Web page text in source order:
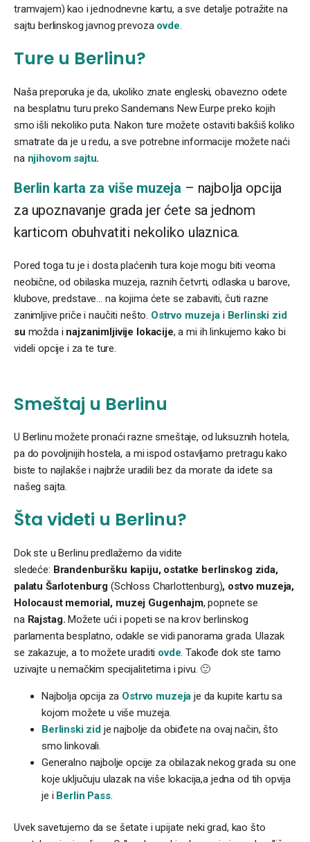
tramvajem) kao i jednodnevne kartu, a sve detalje potražite na
sajtu berlinskog javnog prevoza ovde.
Ture u Berlinu?
Naša preporuka je da, ukoliko znate engleski, obavezno odete
na besplatnu turu preko Sandemans New Eurpe preko kojih
smo išli nekoliko puta. Nakon ture možete ostaviti bakšiš koliko
smatrate da je u redu, a sve potrebne informacije možete naći
na njihovom sajtu.
Berlin karta za više muzeja – najbolja opcija
za upoznavanje grada jer ćete sa jednom
karticom obuhvatiti nekoliko ulaznica.
Pored toga tu je i dosta plaćenih tura koje mogu biti veoma
neobične, od obilaska muzeja, raznih četvrti, odlaska u barove,
klubove, predstave… na kojima ćete se zabaviti, čuti razne
zanimljive priče i naučiti nešto. Ostrvo muzejai Berlinski zid
su možda i najzanimljivije lokacije, a mi ih linkujemo kako bi
videli opcije i za te ture.
Smeštaj u Berlinu
U Berlinu možete pronaći razne smeštaje, od luksuznih hotela,
pa do povoljnijih hostela, a mi ispod ostavljamo pretragu kako
biste to najlakše i najbrže uradili bez da morate da idete sa
našeg sajta.
Šta videti u Berlinu?
Dok ste u Berlinu predlažemo da vidite
sledeće: Brandenburšku kapiju, ostatke berlinskog zida,
palatu Šarlotenburg (Schloss Charlottenburg), ostvo muzeja,
Holocaust memorial, muzej Gugenhajm, popnete se
na Rajstag.Možete ući i popeti se na krov berlinskog
parlamenta besplatno, odakle se vidi panorama grada. Ulazak
se zakazuje, a to možete uraditi ovde. Takođe dok ste tamo
uzivajte u nemačkim specijalitetima i pivu. 🙂
Najbolja opcija za Ostrvo muzeja je da kupite kartu sa
kojom možete u više muzeja.
Berlinski zid je najbolje da obiđete na ovaj način, što
smo linkovali.
Generalno najbolje opcije za obilazak nekog grada su one
koje uključuju ulazak na više lokacija,a jedna od tih opvija
je i Berlin Pass.
Uvek savetujemo da se šetate i upijate neki grad, kao što